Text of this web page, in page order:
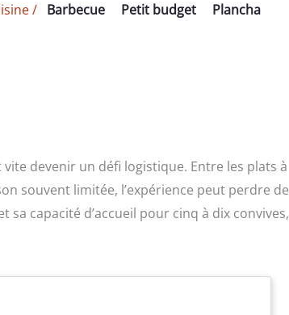
/ Barbecue Petit budget
Plancha
devenir un défi logistique. Entre les plats à
souvent limitée, l’expérience peut perdre de
capacité d’accueil pour cinq à dix convives,